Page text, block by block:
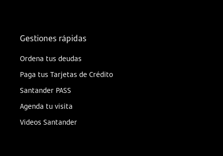
Gestiones rápidas
Ordena tus deudas
Paga tus Tarjetas de Crédito
Santander PASS
Agenda tu visita
Videos Santander